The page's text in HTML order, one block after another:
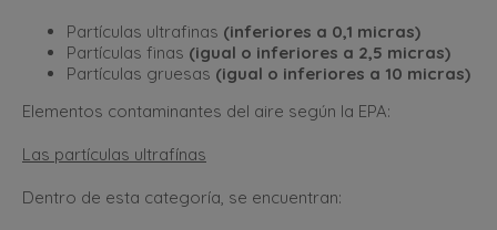
Partículas ultrafinas (inferiores a 0,1 micras)
Partículas finas (igual o inferiores a 2,5 micras)
Partículas gruesas (igual o inferiores a 10 micras)
Elementos contaminantes del aire según la EPA:
Las partículas ultrafínas
Dentro de esta categoría, se encuentran: